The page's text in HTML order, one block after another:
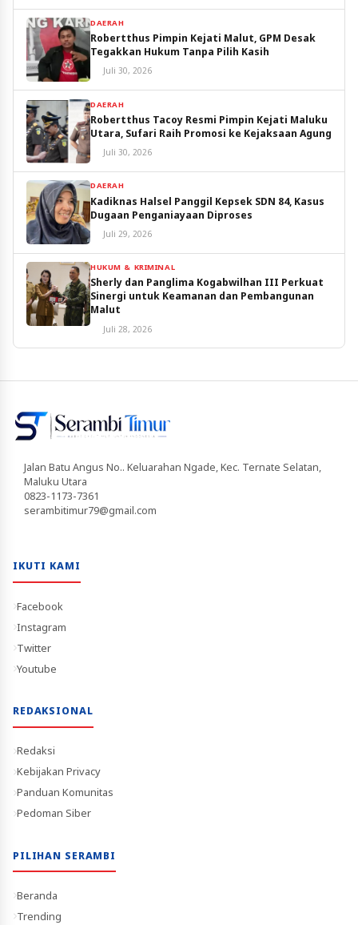
DAERAH
Robertthus Pimpin Kejati Malut, GPM Desak
Tegakkan Hukum Tanpa Pilih Kasih
Juli 30, 2026
DAERAH
Robertthus Tacoy Resmi Pimpin Kejati Maluku
Utara, Sufari Raih Promosi ke Kejaksaan Agung
Juli 30, 2026
DAERAH
Kadiknas Halsel Panggil Kepsek SDN 84, Kasus
Dugaan Penganiayaan Diproses
Juli 29, 2026
HUKUM & KRIMINAL
Sherly dan Panglima Kogabwilhan III Perkuat
Sinergi untuk Keamanan dan Pembangunan
Malut
Juli 28, 2026
Jalan Batu Angus No.. Keluarahan Ngade, Kec. Ternate Selatan,
Maluku Utara
0823-1173-7361
serambitimur79@gmail.com
IKUTI KAMI
Facebook
Instagram
Twitter
Youtube
REDAKSIONAL
Redaksi
Kebijakan Privacy
Panduan Komunitas
Pedoman Siber
PILIHAN SERAMBI
Beranda
Trending